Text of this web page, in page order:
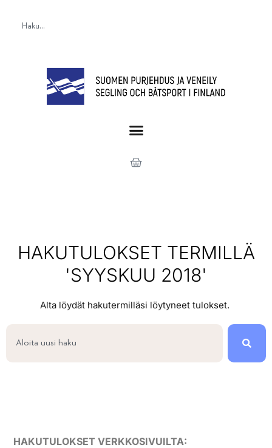
HAKUTULOKSET TERMILLÄ
'SYYSKUU 2018'
Alta löydät hakutermilläsi löytyneet tulokset.
HAKUTULOKSET VERKKOSIVUILTA: